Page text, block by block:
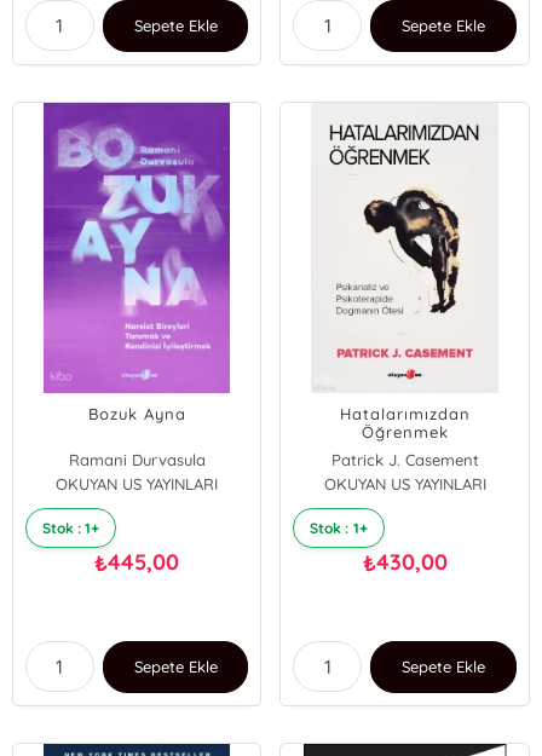
Sepete Ekle Sepete Ekle
Bozuk Ayna
Ramani Durvasula
OKUYAN US YAYINLARI
Stok : 1+
₺445,00
Sepete Ekle
Hatalarımızdan
Öğrenmek
Patrick J. Casement
OKUYAN US YAYINLARI
Stok : 1+
₺430,00
Sepete Ekle